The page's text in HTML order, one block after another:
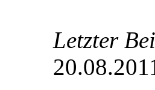
Letzter